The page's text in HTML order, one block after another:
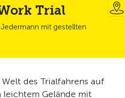
Trial
mit gestellten
des Trialfahrens auf
Gelände mit